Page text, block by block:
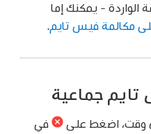
الواردة - يمكنك إما
مكالمة فيس تايم
تايم جماعية
وقت، اضغط على
في